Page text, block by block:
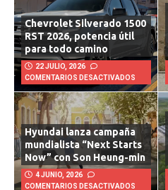
Chevrolet Silverado 1500
RST 2026, potencia útil
para todo camino
22 JULIO, 2026
COMENTARIOS DESACTIVADOS
Hyundai lanza campaña
mundialista “Next Starts
Now” con Son Heung-min
4 JUNIO, 2026